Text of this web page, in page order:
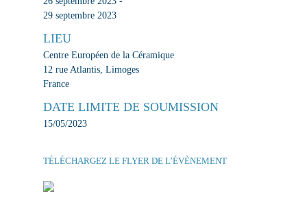
29 septembre 2023
LIEU
Centre Européen de la Céramique
12 rue Atlantis, Limoges
France
DATE LIMITE DE SOUMISSION
15/05/2023
TÉLÉCHARGEZ LE FLYER DE L’ÉVÈNEMENT